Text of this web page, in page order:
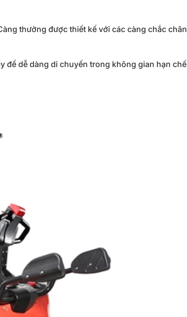
thường được thiết kế với các càng chắc chân
để dễ dàng di chuyến trong không gian hạn chế